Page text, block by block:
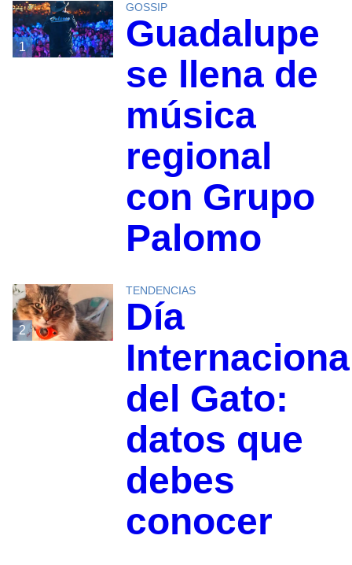
1
GOSSIP
Guadalupe
se llena de
música
regional
con Grupo
Palomo
2
TENDENCIAS
Día
del Gato:
datos que
debes
conocer